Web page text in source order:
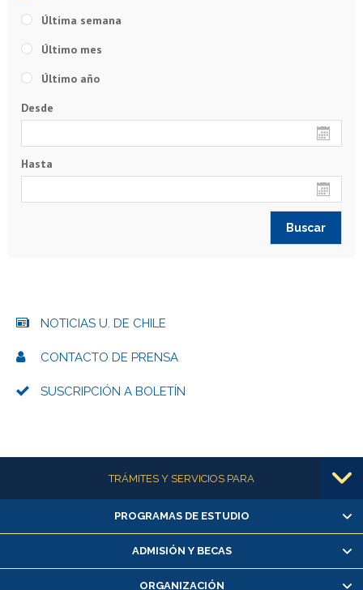
Última semana
Último mes
Último año
Desde
Hasta
NOTICIAS U. DE CHILE
CONTACTO DE PRENSA
SUSCRIPCIÓN A BOLETÍN
Más informaciónTRÁMITES Y SERVICIOS PARA
Alumnas/os y exalumnas/os
Matrícula en línea
Inscripción y cambio de asignaturas
PROGRAMAS DE ESTUDIO
ADMISIÓN Y BECAS
ORGANIZACIÓN